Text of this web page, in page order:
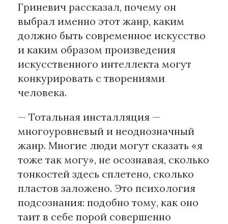
Гриневич рассказал, почему он
выбрал именно этот жанр, каким
должно быть современное искусство
и каким образом произведения
искусственного интеллекта могут
конкурировать с творениями
человека.
— Тотальная инсталляция —
многоуровневый и неоднозначный
жанр. Многие люди могут сказать «я
тоже так могу», не осознавая, сколько
тонкостей здесь сплетено, сколько
пластов заложено. Это психология
подсознания: подобно тому, как оно
таит в себе порой совершенно